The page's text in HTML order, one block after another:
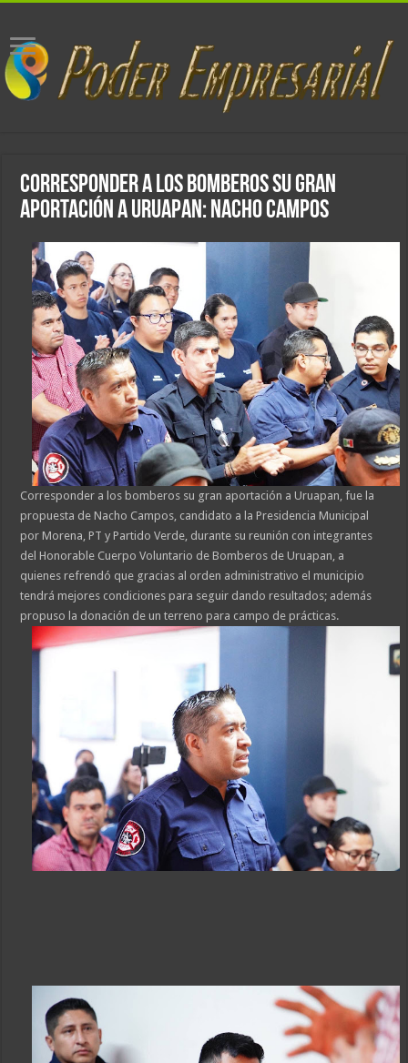
Corresponder a los bomberos su gran
aportación a Uruapan: Nacho Campos
Corresponder a los bomberos su gran aportación a Uruapan, fue la
propuesta de Nacho Campos, candidato a la Presidencia Municipal
por Morena, PT y Partido Verde, durante su reunión con integrantes
del Honorable Cuerpo Voluntario de Bomberos de Uruapan, a
quienes refrendó que gracias al orden administrativo el municipio
tendrá mejores condiciones para seguir dando resultados; además
propuso la donación de un terreno para campo de prácticas.